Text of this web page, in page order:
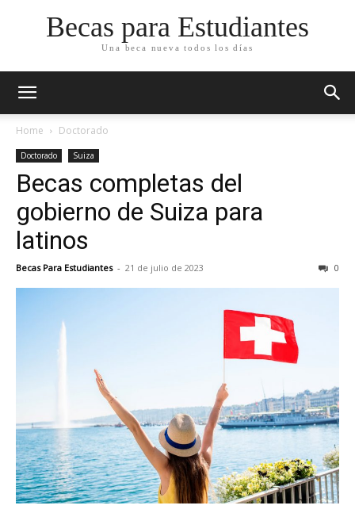
Becas para Estudiantes
Una beca nueva todos los días
Home Doctorado
Doctorado Suiza
Becas completas del
gobierno de Suiza para
latinos
Becas Para Estudiantes - 21 de julio de 2023 0